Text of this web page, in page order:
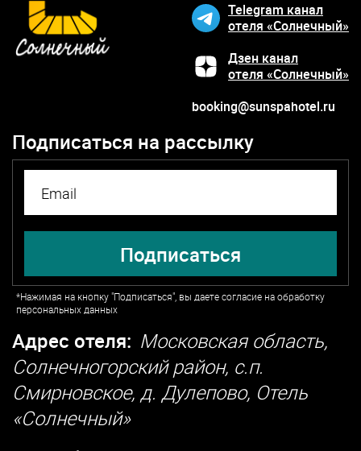
Telegram канал
отеля «Солнечный»
Дзен канал
отеля «Солнечный»
booking@sunspahotel.ru
Подписаться на рассылку
Подписаться
*Нажимая на кнопку "Подписаться", вы даете согласие на обработку
персональных данных
Адрес отеля: Московская область,
Солнечногорский район, с.п.
Смирновское, д. Дулепово, Отель
«Солнечный»